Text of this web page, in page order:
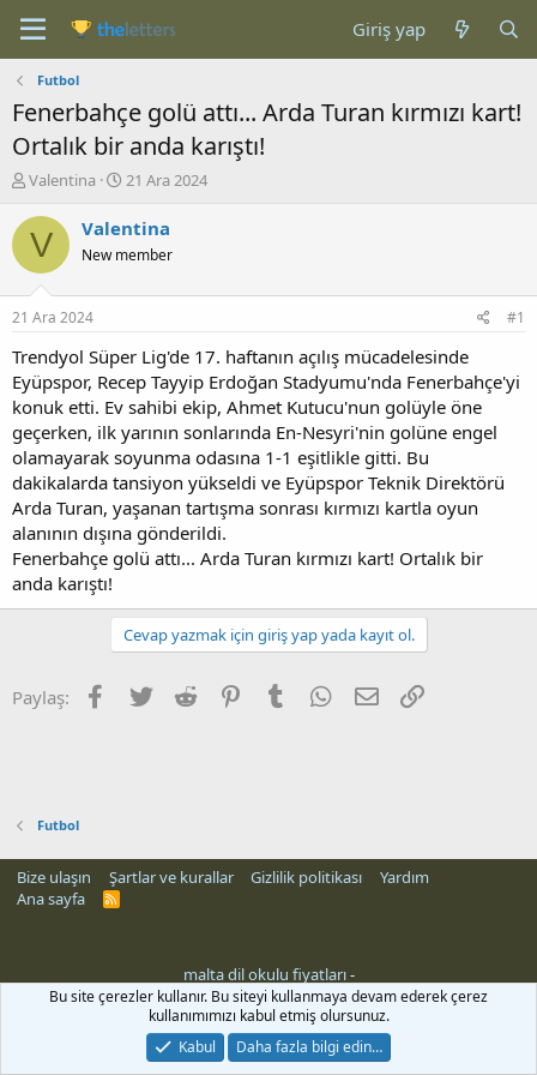
Giriş yap
Futbol
Fenerbahçe golü attı... Arda Turan kırmızı kart!
Ortalık bir anda karıştı!
K
n
b
u
u
b
a
ş
l
a
t
a
n
Valentina
B
ş
a
ç
a
r
i
h
i
21 Ara 2024
V Valentina
New member
21 Ara 2024 #1
Trendyol Süper Lig'de 17. haftanın açılış mücadelesinde
Eyüpspor, Recep Tayyip Erdoğan Stadyumu'nda Fenerbahçe'yi
konuk etti. Ev sahibi ekip, Ahmet Kutucu'nun golüyle öne
geçerken, ilk yarının sonlarında En-Nesyri'nin golüne engel
olamayarak soyunma odasına 1-1 eşitlikle gitti. Bu
dakikalarda tansiyon yükseldi ve Eyüpspor Teknik Direktörü
Arda Turan, yaşanan tartışma sonrası kırmızı kartla oyun
alanının dışına gönderildi.
Fenerbahçe golü attı... Arda Turan kırmızı kart! Ortalık bir
anda karıştı!
Cevap yazmak için giriş yap yada kayıt ol.
Paylaş: Facebook
Twitter Reddit PinterestTumblr WhatsApp
E-posta
Futbol
Bize ulaşın Şartlar ve kurallar Gizlilik politikası
Yardım
Ana sayfa
R
malta dil okulu fiyatları-
Bu site çerezler kullanır. Bu siteyi kullanmaya devam ederek çerez
kullanımımızı kabul etmiş olursunuz.
Kabul
Daha fazla bilgi edin…